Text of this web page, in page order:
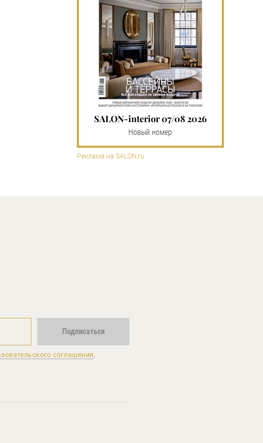
SALON-interior 07/08 2026
Новый номер
Реклама на SALON.ru
Подписаться
соглашения,